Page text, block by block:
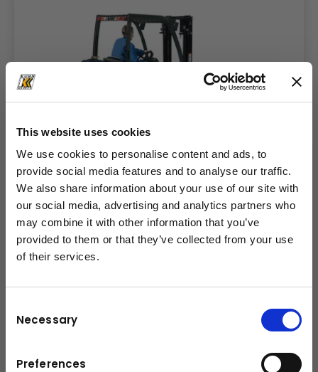
This website uses cookies
We use cookies to personalise content and ads, to
provide social media features and to analyse our traffic.
We also share information about your use of our site with
our social media, advertising and analytics partners who
may combine it with other information that you’ve
provided to them or that they’ve collected from your use
of their services.
Selection
Necessary
Preferences
Technische Daten
Tragfähigkeit
Leistung / Drehmoment
46,9 kW
Reifen
4-Rad-SE
4240 kg
schließen